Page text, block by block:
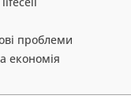
проблеми
економія